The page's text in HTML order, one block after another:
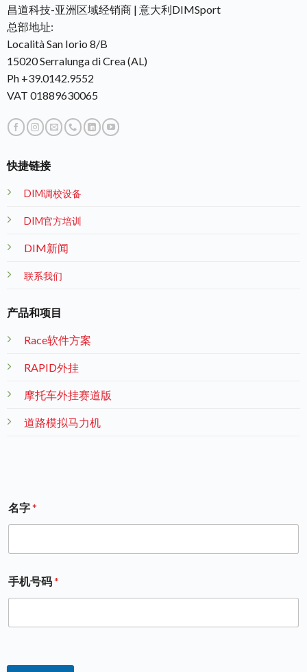
昌道科技-亚洲区域经销商 | 意大利DIMSport
总部地址:
Località San Iorio 8/B
15020 Serralunga di Crea (AL)
Ph +39.0142.9552
VAT 01889630065
快捷链接
DIM调校设备
DIM官方培训
DIM新闻
联系我们
产品和项目
Race软件方案
RAPID外挂
摩托车外挂赛道版
道路模拟马力机
名字*
手机号码*